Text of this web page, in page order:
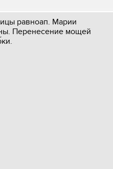
равноап. Марии
Перенесение мощей